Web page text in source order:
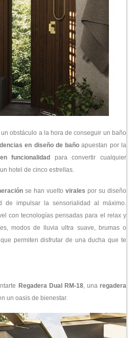
obstáculo a la hora de conseguir un baño
en diseño de baño apuestan por la
funcionalidad para convertir cualquier
hotel de cinco estrellas.
se han vuelto virales por su diseño
de impulsar la sensorialidad al máximo.
con tecnologías pensadas para el relax y
modos de lluvia ultra suave, brumas o
permiten disfrutar de una ducha que te
Regadera Dual RM-18, una regadera
un oasis de bienestar.